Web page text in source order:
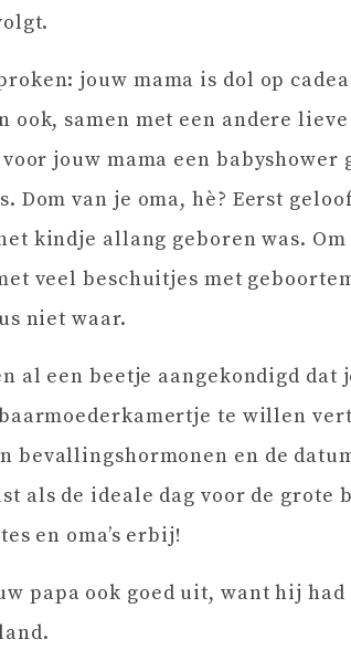
jouw mama is dol op
ook, samen met een andere
jouw mama een
Dom van je oma, hè? Eerst
kindje allang geboren was.
veel beschuitjes met
niet waar.
al een beetje aangekondigd dat
te willen
bevallingshormonen en de
als de ideale dag voor de grote
en oma’s erbij!
papa ook goed uit, want hij